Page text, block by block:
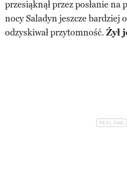
przesiąknął przez posłanie na
nocy Saladyn jeszcze bardziej
odzyskiwał przytomność. Żył